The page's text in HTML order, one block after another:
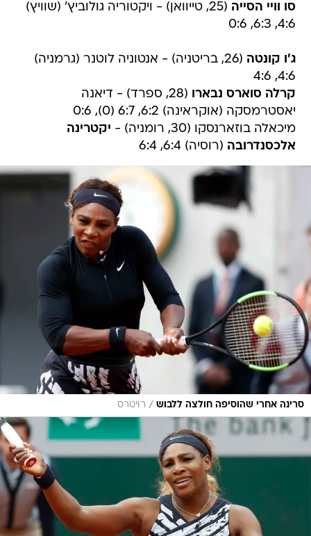
סו וויי הסייה
(25, טייוואן) - ויקטוריה גולוביץ' (שוויץ)
4:6, 6:3, 0:6
ג'ו קונטה
(26, בריטניה) - אנטוניה לוטנר (גרמניה)
4:6, 4:6
קרלה סוארס נבארו
(28, ספרד) - דיאנה
יאסטרמסקה (אוקראינה) 6:2, 6:7 (0), 0:6
מיכאלה בוזארנסקו (30, רומניה) -
יקטרינה
אלכסנדרובה (רוסיה) 6:4, 6:4
סרינה אחרי שהוסיפה חולצה ללבוש / רויטרס